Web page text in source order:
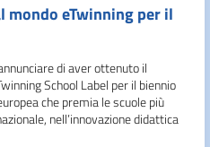
mondo eTwinning per il
di aver ottenuto il
School Label per il biennio
che premia le scuole più
nell’innovazione didattica